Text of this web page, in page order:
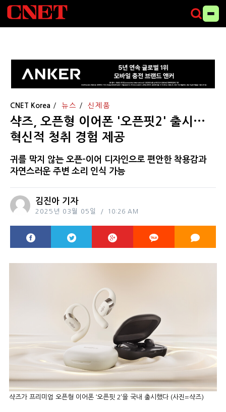
CNET Korea 뉴스 신제품
샥즈, 오픈형 이어폰 '오픈핏2' 출시···
혁신적 청취 경험 제공
귀를 막지 않는 오픈-이어 디자인으로 편안한 착용감과
자연스러운 주변 소리 인식 가능
김진아 기자
2025년 03월 05일 10:26 AM
샥즈가 프리미엄 오픈형 이어폰 ‘오픈핏 2’을 국내 출시했다 (사진=샥즈)